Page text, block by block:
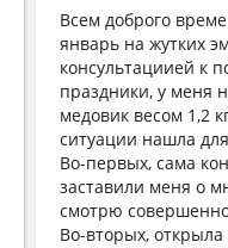
Всем доброго
январь на жутких
консультациией к
праздники, у меня
медовик весом 1,2
ситуации нашла
Во-первых, сама
заставили меня о
смотрю
Во-вторых,